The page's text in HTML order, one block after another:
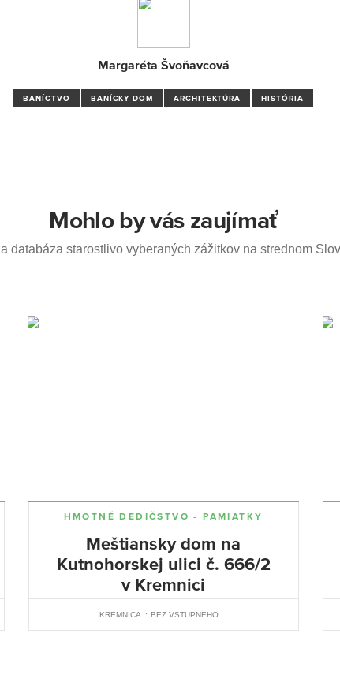
Margaréta Švoňavcová
BANÍCTVO BANÍCKY DOM ARCHITEKTÚRA HISTÓRIA
Mohlo by vás zaujímať
databáza starostlivo vyberaných zážitkov na strednom
HMOTNÉ DEDIČSTVO - PAMIATKY
Meštiansky dom na
Kutnohorskej ulici č. 666/2
v Kremnici
KREMNICA BEZ VSTUPNÉHO